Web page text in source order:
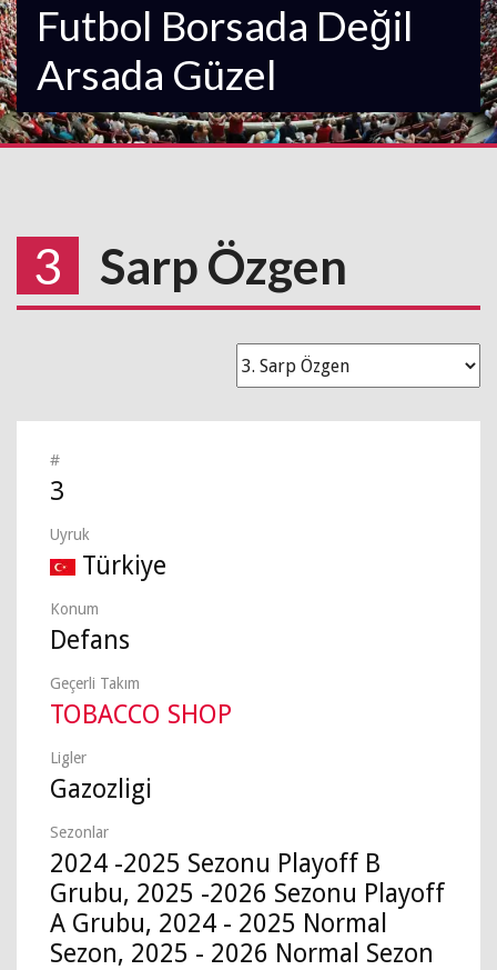
Futbol Borsada Değil
Arsada Güzel
3 Sarp Özgen
#
3
Uyruk
Türkiye
Konum
Defans
Geçerli Takım
TOBACCO SHOP
Ligler
Gazozligi
Sezonlar
2024 -2025 Sezonu Playoff B
Grubu, 2025 -2026 Sezonu Playoff
A Grubu, 2024 - 2025 Normal
Sezon, 2025 - 2026 Normal Sezon